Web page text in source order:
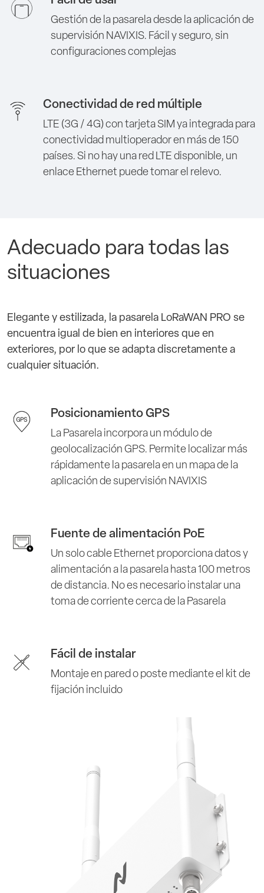
Gestión de la pasarela desde la aplicación de
supervisión NAVIXIS. Fácil y seguro, sin
configuraciones complejas
Conectividad de red múltiple
LTE (3G / 4G) con tarjeta SIM ya integrada para
conectividad multioperador en más de 150
países. Si no hay una red LTE disponible, un
enlace Ethernet puede tomar el relevo.
Adecuado para todas las
situaciones
Elegante y estilizada, la pasarela LoRaWAN PRO se
encuentra igual de bien en interiores que en
exteriores, por lo que se adapta discretamente a
cualquier situación.
Posicionamiento GPS
La Pasarela incorpora un módulo de
geolocalización GPS. Permite localizar más
rápidamente la pasarela en un mapa de la
aplicación de supervisión NAVIXIS
Fuente de alimentación PoE
Un solo cable Ethernet proporciona datos y
alimentación a la pasarela hasta 100 metros
de distancia. No es necesario instalar una
toma de corriente cerca de la Pasarela
Fácil de instalar
Montaje en pared o poste mediante el kit de
fijación incluido